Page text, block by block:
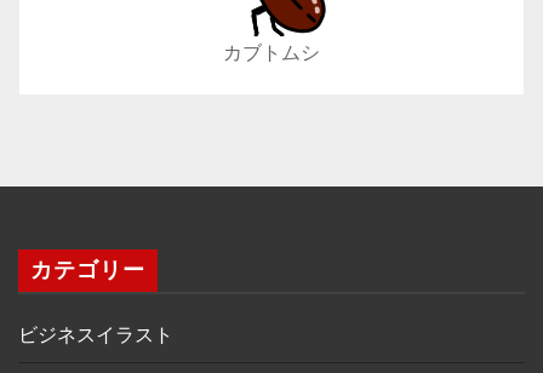
カブトムシ
カテゴリー
ビジネスイラスト